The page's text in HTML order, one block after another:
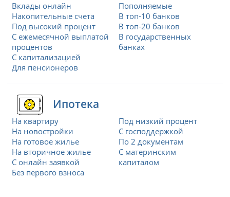
Вклады онлайн
Накопительные счета
Под высокий процент
С ежемесячной выплатой
процентов
С капитализацией
Для пенсионеров
Пополняемые
В топ-10 банков
В топ-20 банков
В государственных
банках
Ипотека
На квартиру
На новостройки
На готовое жилье
На вторичное жилье
С онлайн заявкой
Без первого взноса
Под низкий процент
С господдержкой
По 2 документам
С материнским
капиталом